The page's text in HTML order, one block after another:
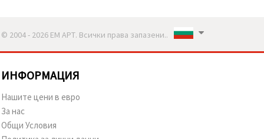
© 2004 - 2026 ЕМ АРТ. Всички права запазени..
ИНФОРМАЦИЯ
Нашите цени в евро
За нас
Общи Условия